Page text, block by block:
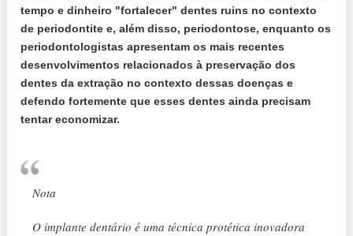
tempo e dinheiro "fortalecer" dentes ruins no contexto
de periodontite e, além disso, periodontose, enquanto os
periodontologistas apresentam os mais recentes
desenvolvimentos relacionados à preservação dos
dentes da extração no contexto dessas doenças e
defendo fortemente que esses dentes ainda precisam
tentar economizar.
Nota
O implante dentário é uma técnica protética inovadora